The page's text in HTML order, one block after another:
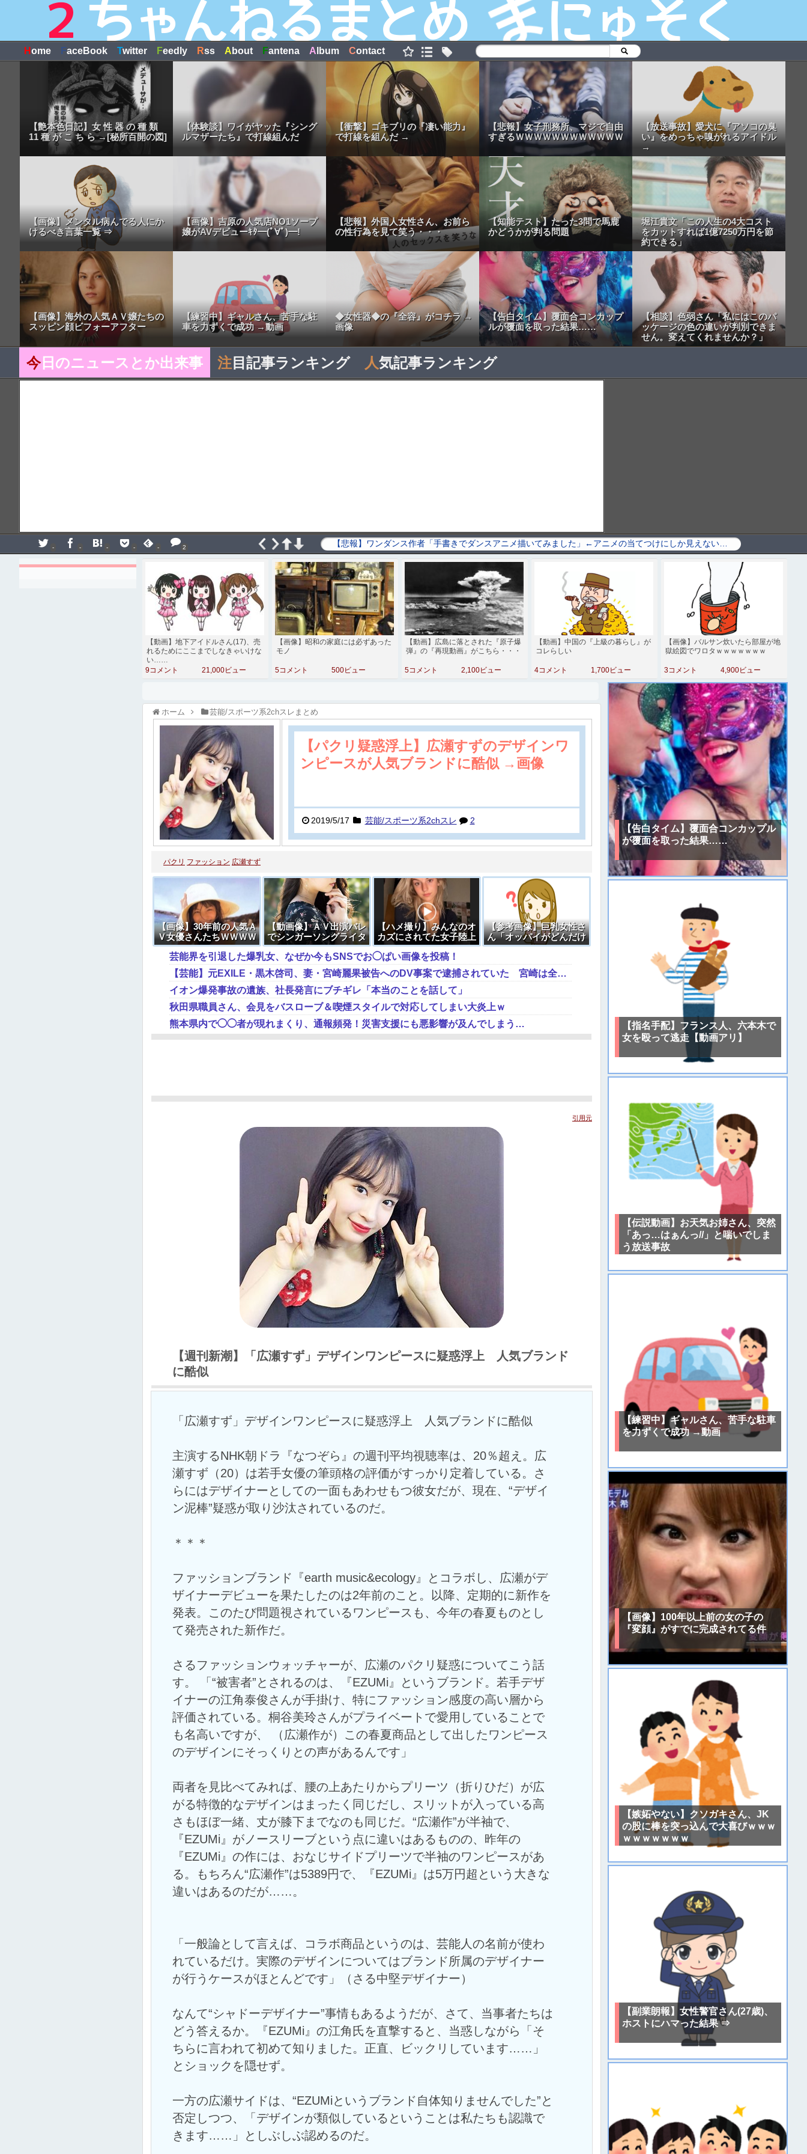
Home FaceBook Twitter Feedly Rss A bout Fantena A lbum Contact
【艶本色日記】女 性 器 の 種 類
11 種 が こ ち ら →[秘所百開の図]
【体験談】ワイがヤッた『シング
ルマザーたち』で打線組んだ
【衝撃】ゴキブリの『凄い能力』
で打線を組んだ →
【悲報】女子刑務所、マジで自由
すぎるＷＷＷＷＷＷＷＷＷＷＷＷ
【放送事故】愛犬に『アソコの臭
い』をめっちゃ嗅がれるアイドル
→
【画像】メンタル病んでる人にか
けるべき言葉一覧 ⇒
【画像】吉原の人気店NO1ソープ
嬢がAVデビューｷﾀ━(ﾟ∀ﾟ)━!
【悲報】外国人女性さん、お前ら
の性行為を見て笑う・・・
【知能テスト】たった3問で馬鹿
かどうかが判る問題
堀江貴文「この人生の4大コスト
をカットすれば1億7250万円を節
約できる」
【画像】海外の人気ＡＶ嬢たちの
スッピン顔ビフォーアフター
【練習中】ギャルさん、苦手な駐
車を力ずくで成功 →動画
◆女性器◆の『全容』がコチラ →
画像
【告白タイム】覆面合コンカップ
ルが覆面を取った結果……
【相談】色弱さん「私にはこのパ
ッケージの色の違いが判別できま
せん。変えてくれませんか？」
今日のニュースとか出来事 注 目記事ランキング 人気記事ランキング
- - - - - 2
【動画】地下アイドルさん(17)、売
れるためにここまでしなきゃいけな
い……
9コメント
21,000ビュー
【画像】昭和の家庭には必ずあった
モノ
5コメント 500ビュー
【動画】広島に落とされた『原子爆
弾』の『再現動画』がこちら・・・
5コメント 2,100ビュー
【動画】中国の『上級の暮らし』が
コレらしい
4コメント 1,700ビュー
【画像】バルサン炊いたら部屋が地
獄絵図でワロタｗｗｗｗｗｗｗ
3コメント 4,900ビュー
ホーム 芸能/スポーツ系2chスレまとめ
【パクリ疑惑浮上】広瀬すずのデザインワ
ンピースが人気ブランドに酷似 →画像
2019/5/17 芸能/スポーツ系2chスレ 2
パクリ ファッション 広瀬すず
【画像】30年前の人気Ａ
Ｖ女優さんたちＷＷＷＷ
ＷＷ
【動画像】ＡＶ出演バレ
でシンガーソングライタ
ー引退 喜納美優 = 柏原
アリサと特定
【ハメ撮り】みんなのオ
カズにされてた女子陸上
選手（1○歳）とやっとヤ
レたので晒してくＷＷＷ
【参考画像】巨乳女性さ
ん「オッパイがどんだけ
重たいか知ってるか？」
芸能界を引退した爆乳女、なぜか今もSNSでお◯ぱい画像を投稿！
【芸能】元EXILE・黒木啓司、妻・宮崎麗果被告へのDV事案で逮捕されていた 宮崎は全身打撲、頭部裂傷及び打撲、頸部損傷の怪我
イオン爆発事故の遺族、社長発言にブチギレ「本当のことを話して」
秋田県職員さん、会見をバスローブ＆喫煙スタイルで対応してしまい大炎上ｗ
熊本県内で◯◯者が現れまくり、通報頻発！災害支援にも悪影響が及んでしまう…
引用元
【週刊新潮】「広瀬すず」デザインワンピースに疑惑浮上 人気ブランド
に酷似
「広瀬すず」デザインワンピースに疑惑浮上 人気ブランドに酷似
主演するNHK朝ドラ『なつぞら』の週刊平均視聴率は、20％超え。広
瀬すず（20）は若手女優の筆頭格の評価がすっかり定着している。さ
らにはデザイナーとしての一面もあわせもつ彼女だが、現在、“デザイ
ン泥棒”疑惑が取り沙汰されているのだ。
＊＊＊
ファッションブランド『earth music&ecology』とコラボし、広瀬がデ
ザイナーデビューを果たしたのは2年前のこと。以降、定期的に新作を
発表。このたび問題視されているワンピースも、今年の春夏ものとし
て発売された新作だ。
さるファッションウォッチャーが、広瀬のパクリ疑惑についてこう話
す。 「“被害者”とされるのは、『EZUMi』というブランド。若手デザ
イナーの江角泰俊さんが手掛け、特にファッション感度の高い層から
評価されている。桐谷美玲さんがプライベートで愛用していることで
も名高いですが、 （広瀬作が）この春夏商品として出したワンピース
のデザインにそっくりとの声があるんです」
両者を見比べてみれば、腰の上あたりからプリーツ（折りひだ）が広
がる特徴的なデザインはまったく同じだし、スリットが入っている高
さもほぼ一緒、丈が膝下までなのも同じだ。“広瀬作”が半袖で、
『EZUMi』がノースリーブという点に違いはあるものの、昨年の
『EZUMi』の作には、おなじサイドプリーツで半袖のワンピースがあ
る。もちろん“広瀬作”は5389円で、『EZUMi』は5万円超という大きな
違いはあるのだが……。
「一般論として言えば、コラボ商品というのは、芸能人の名前が使わ
れているだけ。実際のデザインについてはブランド所属のデザイナー
が行うケースがほとんどです」（さる中堅デザイナー）
なんて“シャドーデザイナー”事情もあるようだが、さて、当事者たちは
どう答えるか。『EZUMi』の江角氏を直撃すると、当惑しながら「そ
ちらに言われて初めて知りました。正直、ビックリしています……」
とショックを隠せず。
一方の広瀬サイドは、“EZUMiというブランド自体知りませんでした”と
否定しつつ、「デザインが類似しているということは私たちも認識で
きます……」としぶしぶ認めるのだ。
【告白タイム】覆面合コンカップル
が覆面を取った結果……
【指名手配】フランス人、六本木で
女を殴って逃走【動画アリ】
【伝説動画】お天気お姉さん、突然
「あっ…はぁんっ//」と喘いでしま
う放送事故
【練習中】ギャルさん、苦手な駐車
を力ずくで成功 →動画
【画像】100年以上前の女の子の
『変顔』がすでに完成されてる件
【嫉妬やない】クソガキさん、JK
の股に棒を突っ込んで大喜びｗｗｗ
ｗｗｗｗｗｗｗ
【副業朗報】女性警官さん(27歳)、
ホストにハマった結果 ⇒